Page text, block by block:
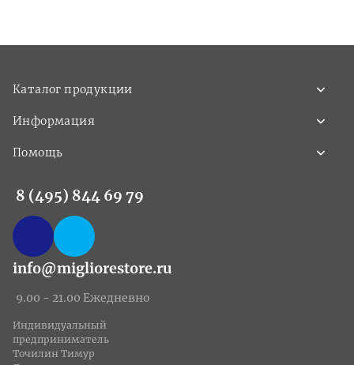
Каталог продукции
Информация
Помощь
8 (495) 844 69 79
info@migliorestore.ru
9.00 - 21.00 Ежедневно
Индивидуальный
предприниматель
Точилин Тимур